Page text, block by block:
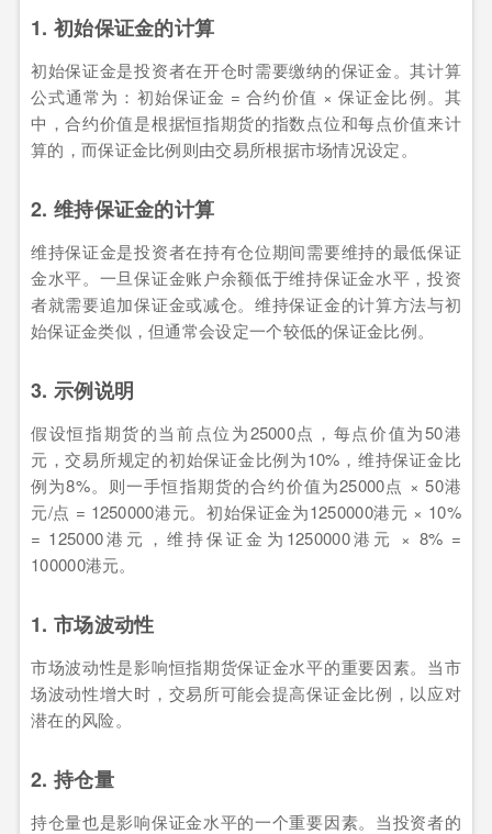
1. 初始保证金的计算
初始保证金是投资者在开仓时需要缴纳的保证金。其计算
公式通常为：初始保证金 = 合约价值 × 保证金比例。其
中，合约价值是根据恒指期货的指数点位和每点价值来计
算的，而保证金比例则由交易所根据市场情况设定。
2. 维持保证金的计算
维持保证金是投资者在持有仓位期间需要维持的最低保证
金水平。一旦保证金账户余额低于维持保证金水平，投资
者就需要追加保证金或减仓。维持保证金的计算方法与初
始保证金类似，但通常会设定一个较低的保证金比例。
3. 示例说明
假设恒指期货的当前点位为25000点，每点价值为50港
元，交易所规定的初始保证金比例为10%，维持保证金比
例为8%。则一手恒指期货的合约价值为25000点 × 50港
元/点 = 1250000港元。初始保证金为1250000港元 × 10%
= 125000港元，维持保证金为1250000港元 × 8% =
100000港元。
1. 市场波动性
市场波动性是影响恒指期货保证金水平的重要因素。当市
场波动性增大时，交易所可能会提高保证金比例，以应对
潜在的风险。
2. 持仓量
持仓量也是影响保证金水平的一个重要因素。当投资者的